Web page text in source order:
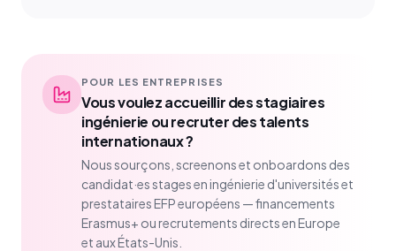
POUR LES ENTREPRISES
Vous voulez accueillir des stagiaires
ingénierie ou recruter des talents
internationaux ?
Nous sourçons, screenons et onboardons des
candidat·es stages en ingénierie d'universités et
prestataires EFP européens — financements
Erasmus+ ou recrutements directs en Europe
et aux États-Unis.